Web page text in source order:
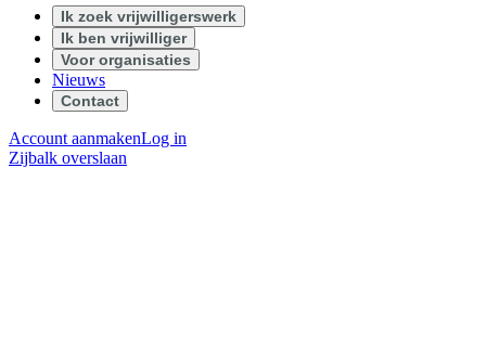
Ik zoek vrijwilligerswerk
Ik ben vrijwilliger
Voor organisaties
Nieuws
Contact
Account aanmakenLog in
Zijbalk overslaan